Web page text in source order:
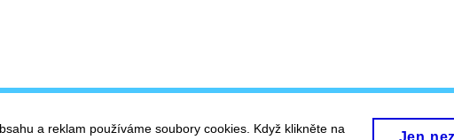
a reklam používáme soubory cookies. Když klikněte na
Jen